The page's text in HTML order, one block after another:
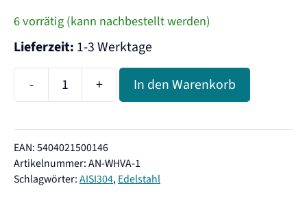
6 vorrätig (kann nachbestellt werden)
Lieferzeit: 1-3 Werktage
-
Aqua
Stella
Edelstahl
3
+ In den Warenkorb
EAN: 5404021500146
Artikelnummer:AN-WHVA-1
Schlagwörter:AISI304,Edelstahl